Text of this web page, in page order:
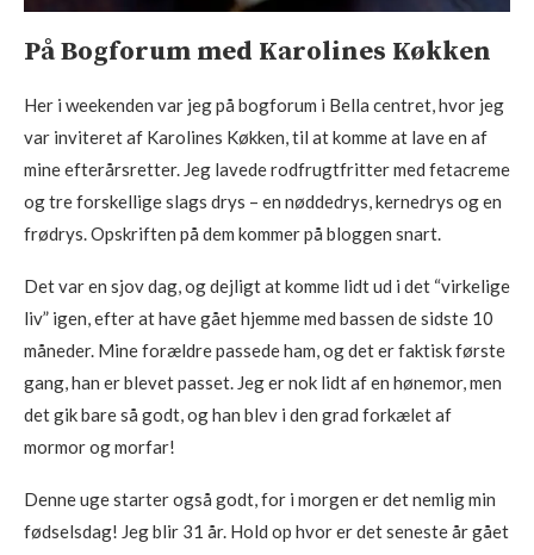
På Bogforum med Karolines Køkken
Her i weekenden var jeg på bogforum i Bella centret, hvor jeg
var inviteret af Karolines Køkken, til at komme at lave en af
mine efterårsretter. Jeg lavede rodfrugtfritter med fetacreme
og tre forskellige slags drys – en nøddedrys, kernedrys og en
frødrys. Opskriften på dem kommer på bloggen snart.
Det var en sjov dag, og dejligt at komme lidt ud i det “virkelige
liv” igen, efter at have gået hjemme med bassen de sidste 10
måneder. Mine forældre passede ham, og det er faktisk første
gang, han er blevet passet. Jeg er nok lidt af en hønemor, men
det gik bare så godt, og han blev i den grad forkælet af
mormor og morfar!
Denne uge starter også godt, for i morgen er det nemlig min
fødselsdag! Jeg blir 31 år. Hold op hvor er det seneste år gået